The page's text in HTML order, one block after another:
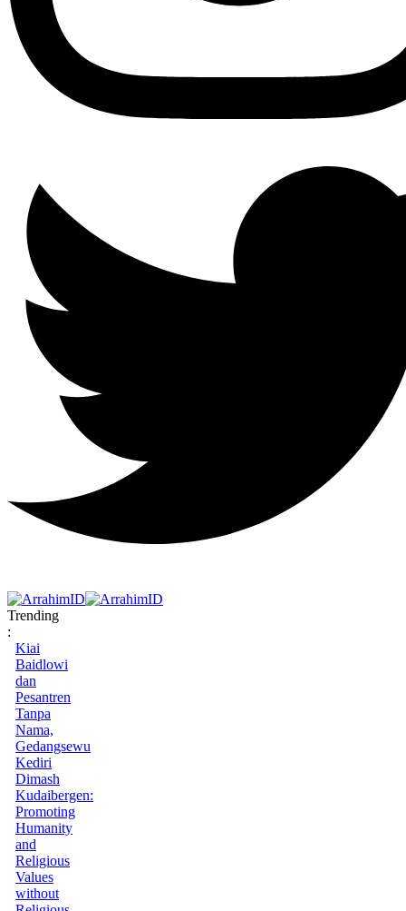
Trending
:
Kiai
Baidlowi
dan
Pesantren
Tanpa
Nama,
Gedangsewu
Kediri
Dimash
Kudaibergen:
Promoting
Humanity
and
Religious
Values
without